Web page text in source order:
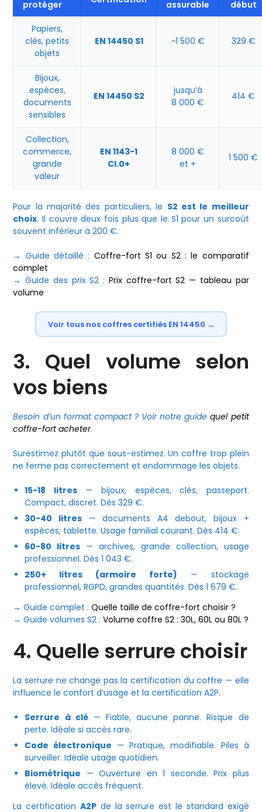
protéger
assurable
début
Papiers,
clés, petits
objets
EN 14450 S1 ~1 500 € 329 €
Bijoux,
espèces,
documents
sensibles
EN 14450 S2
jusqu’à
8 000 €
414 €
Collection,
commerce,
grande
valeur
EN 1143-1
Cl.0+
8 000 €
et +
1 500 €
Pour la majorité des particuliers, le S2 est le meilleur
choix. Il couvre deux fois plus que le S1 pour un surcoût
souvent inférieur à 200 €.
→ Guide détaillé : Coffre-fort S1 ou S2 : le comparatif
complet
→ Guide des prix S2 : Prix coffre-fort S2 — tableau par
volume
Voir tous nos coffres certifiés EN 14450 →
3. Quel volume selon
vos biens
Besoin d’un format compact ? Voir notre guidequel petit
coffre-fort acheter.
Surestimez plutôt que sous-estimez. Un coffre trop plein
ne ferme pas correctement et endommage les objets.
15-18 litres— bijoux, espèces, clés, passeport.
Compact, discret. Dès 329 €.
30-40 litres — documents A4 debout, bijoux +
espèces, tablette. Usage familial courant. Dès 414 €.
60-80 litres — archives, grande collection, usage
professionnel. Dès 1 043 €.
250+ litres (armoire forte) — stockage
professionnel, RGPD, grandes quantités. Dès 1 679 €.
→ Guide complet :Quelle taille de coffre-fort choisir ?
→ Guide volumes S2 :Volume coffre S2 : 30L, 60L ou 80L ?
4. Quelle serrure choisir
La serrure ne change pas la certification du coffre — elle
influence le confort d’usage et la certification A2P.
Serrure à clé— Fiable, aucune panne. Risque de
perte. Idéale si accès rare.
Code électronique — Pratique, modifiable. Piles à
surveiller. Idéale usage quotidien.
Biométrique — Ouverture en 1 seconde. Prix plus
élevé. Idéale accès fréquent.
La certification A2P de la serrure est le standard exigé